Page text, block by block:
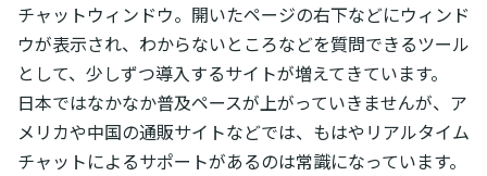
チャットウィンドウ。開いたページの右下などにウィンド
ウが表示され、わからないところなどを質問できるツール
として、少しずつ導入するサイトが増えてきています。
日本ではなかなか普及ペースが上がっていきませんが、ア
メリカや中国の通販サイトなどでは、もはやリアルタイム
チャットによるサポートがあるのは常識になっています。